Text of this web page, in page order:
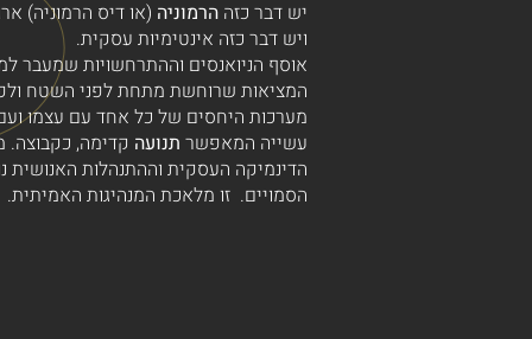
יש דבר כזה הרמוניה (או דיס הרמוניה)
ויש דבר כזה אינטימיות עסקית.
אוסף הניואנסים וההתרחשויות שמעבר
המציאות שרוחשת מתחת לפני השטח
מערכות היחסים של כל אחד עם עצמו
עשייה המאפשר תנועה קדימה,
הדינמיקה העסקית וההתנהלות האנושית
הסמויים. זו מלאכת המנהיגות האמיתית.